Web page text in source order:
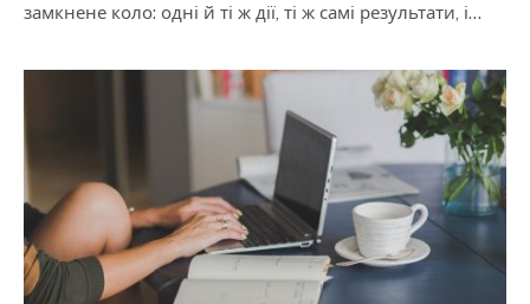
замкнене коло: одні й ті ж дії, ті ж самі результати, і…